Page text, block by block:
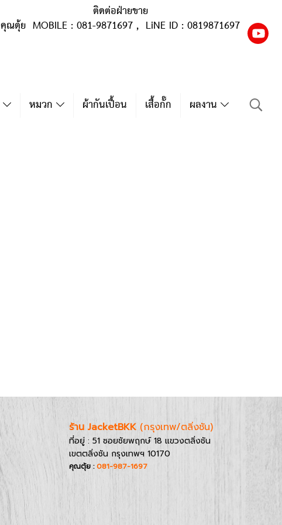
ติดต่อฝ่ายขาย
คุณตุ้ย MOBILE : 081-9871697 , LiNE ID : 0819871697
หมวก ผ้ากันเปื้อน เสื้อกั๊ก ผลงาน
ร้าน JacketBKK(กรุงเทพ/ตลิ่งชัน)
ที่อยู่ : 51 ซอยชัยพฤกษ์ 18 แขวงตลิ่งชัน
เขตตลิ่งชัน กรุงเทพฯ 10170
คุณตุ้ย :081-987-1697